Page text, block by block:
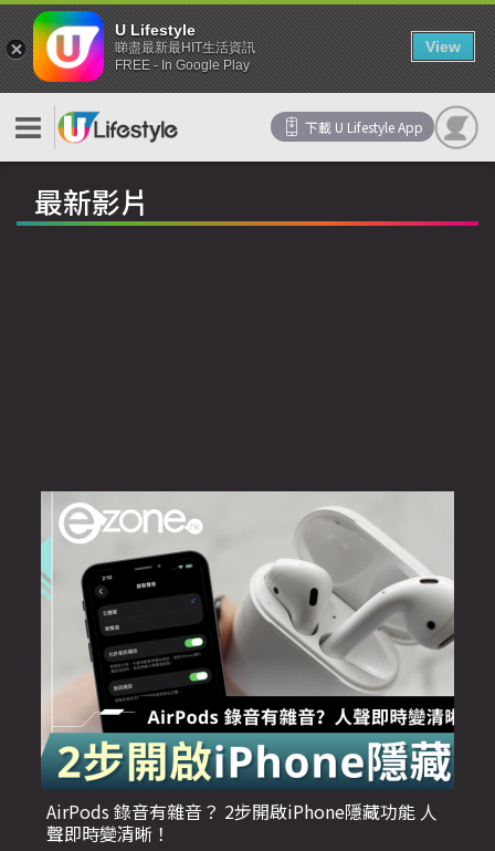
下載 U Lifestyle App
最新影片
AirPods 錄音有雜音？ 2步開啟iPhone隱藏功能 人
聲即時變清晰！
U Lifestyle
睇盡最新最HIT生活資訊
FREE - In Google Play
View